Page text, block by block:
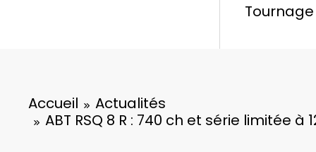
Accueil
Actualités
ABT RSQ 8 R : 740 ch et série limitée à